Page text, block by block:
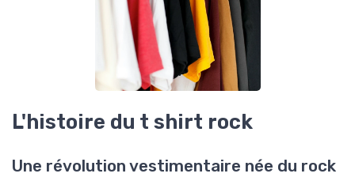
L'histoire du t shirt rock
Une révolution vestimentaire née du rock